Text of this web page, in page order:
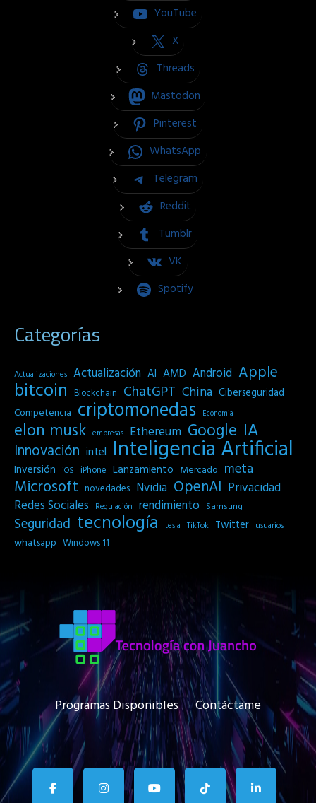
YouTube
X
Threads
Mastodon
Pinterest
WhatsApp
Telegram
Reddit
Tumblr
VK
Spotify
Categorías
Actualizaciones Actualización AI AMD Android Apple
bitcoin Blockchain ChatGPT China Ciberseguridad
Competencia criptomonedas Economia
elon musk empresas Ethereum Google IA
Innovación intel Inteligencia Artificial
Inversión iOS iPhone Lanzamiento Mercado meta
Microsoft novedades Nvidia OpenAI Privacidad
Redes Sociales
Regulación rendimiento Samsung
Seguridad tecnología tesla TikTok Twitter usuarios
whatsapp Windows 11
Programas Disponibles Contáctame